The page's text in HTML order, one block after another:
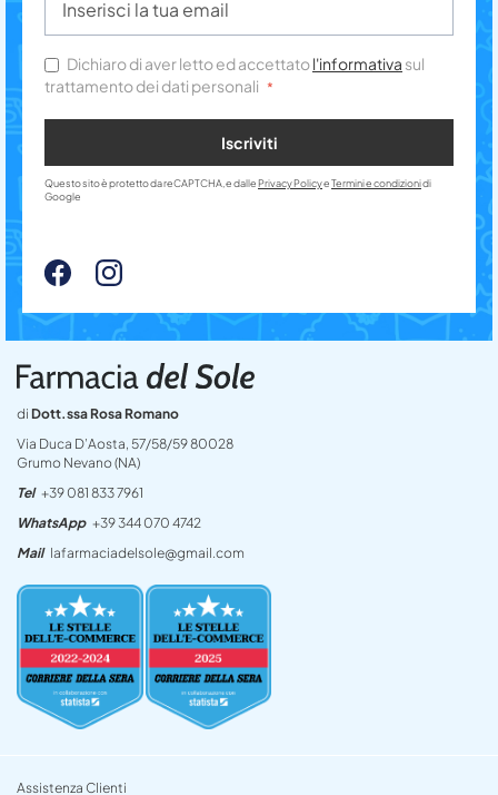
di Dott.ssa Rosa Romano
Via Duca D’Aosta, 57/58/59 80028
Grumo Nevano (NA)
Tel +39 081 833 7961
WhatsApp +39 344 070 4742
Mail lafarmaciadelsole@gmail.com
Assistenza Clienti
Dichiaro di aver letto ed accettatol'informativa sul
trattamento dei dati personali
Iscriviti
Questo sito è protetto da reCAPTCHA, e dalle Privacy PolicyeTermini e condizionidi
Google